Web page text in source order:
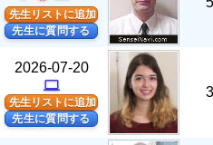
先生リストに追加
先生に質問する
2026-07-20
computer
先生リストに追加
先生に質問する